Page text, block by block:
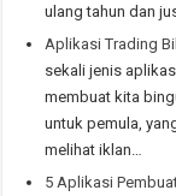
ulang tahun dan
Aplikasi Trading
sekali jenis
membuat kita
untuk pemula,
melihat iklan…
5 Aplikasi